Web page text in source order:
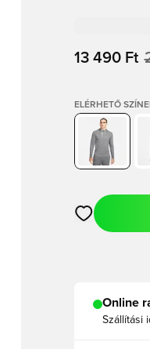
13 490 Ft
ELÉRHETŐ
Megnyit egy
Online
Szállítási